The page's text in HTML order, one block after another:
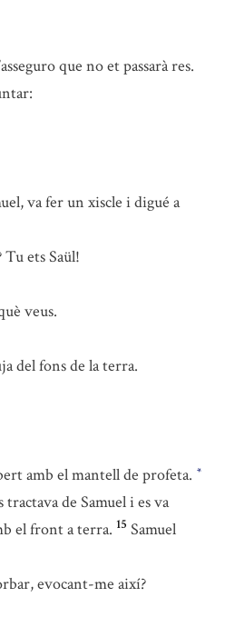
que no et passarà res.
va fer un xiscle i digué a
Tu ets Saül!
veus.
del fons de la terra.
amb el mantell de profeta. *
de Samuel i es va
el front a terra. 15 Samuel
evocant-me així?